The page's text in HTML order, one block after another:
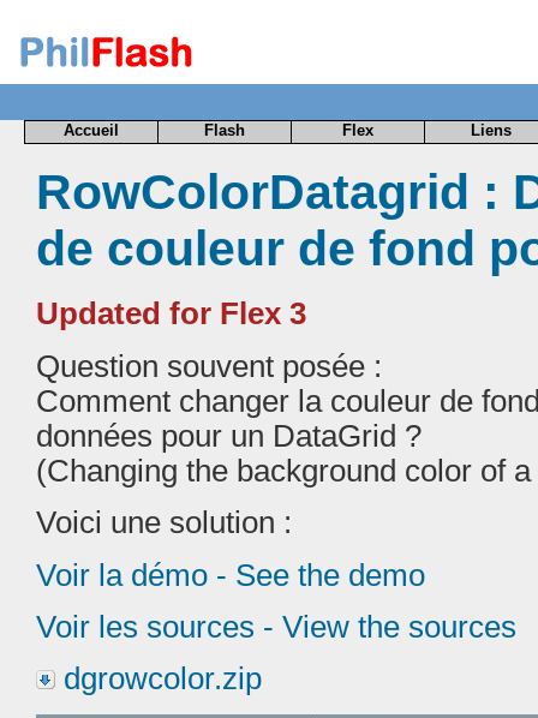
Accueil Flash Flex Liens
RowColorDatagrid :
de couleur de fond
Updated for Flex 3
Question souvent posée :
Comment changer la couleur de
données pour un DataGrid ?
(Changing the background color of
Voici une solution :
Voir la démo - See the demo
Voir les sources - View the sources
dgrowcolor.zip